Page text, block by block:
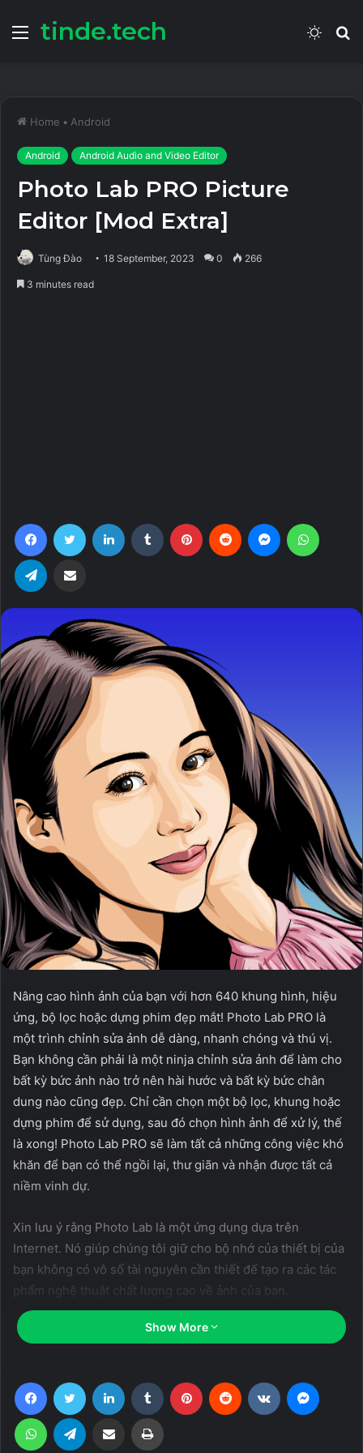
Menu
tinde.tech
Switch
Home • Android
Android Android Audio and Video Editor
Photo Lab PRO Picture
Editor [Mod Extra]
Tùng Đào 18 September, 2023 0 266
3 minutes read
FacebookTwitter LinkedIn Tumblr Pinterest Reddit Messenger
Telegram Share via Email
Nâng cao hình ảnh của bạn với hơn 640 khung hình, hiệu
ứng, bộ lọc hoặc dựng phim đẹp mắt! Photo Lab PRO là
một trình chỉnh sửa ảnh dễ dàng, nhanh chóng và thú vị.
Bạn không cần phải là một ninja chỉnh sửa ảnh để làm cho
bất kỳ bức ảnh nào trở nên hài hước và bất kỳ bức chân
dung nào cũng đẹp. Chỉ cần chọn một bộ lọc, khung hoặc
dựng phim để sử dụng, sau đó chọn hình ảnh để xử lý, thế
là xong! Photo Lab PRO sẽ làm tất cả những công việc khó
khăn để bạn có thể ngồi lại, thư giãn và nhận được tất cả
niềm vinh dự.
Xin lưu ý rằng Photo Lab là một ứng dụng dựa trên
Internet. Nó giúp chúng tôi giữ cho bộ nhớ của thiết bị của
bạn không có vô số tài nguyên cần thiết để tạo ra các tác
phẩm nghệ thuật chất lượng cao về ảnh của bạn.
Photo Lab PRO có một cái gì đó để sửa đổi hầu như bất kỳ
– dựng phim ảnh để đưa chân dung của bạn lên bưu thiếp
cổ điển hoặc bánh sinh nhật
– khung ảnh để bao quanh một bức tranh với phong cảnh
Show More
FacebookTwitter LinkedIn Tumblr Pinterest Reddit VKontakte
WhatsAppTelegram Share via Email Print